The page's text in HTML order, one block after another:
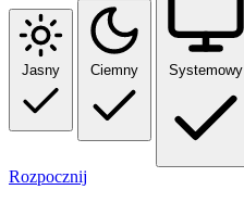
Jasny Ciemny Systemowy
Rozpocznij